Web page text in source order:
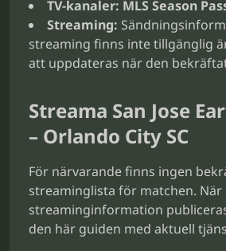
TV-kanaler: MLS Season
Streaming:
streaming finns inte tillgänglig
att uppdateras när den
Streama San Jose
– Orlando City SC
För närvarande finns ingen
streaminglista för matchen. När
streaminginformation
den här guiden med aktuell